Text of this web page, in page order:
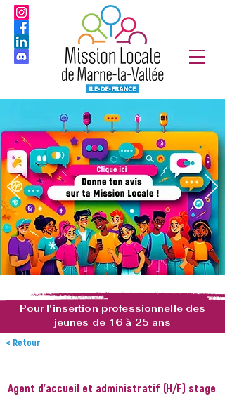
Pour l'insertion professionnelle des
jeunes de 16 à 25 ans
< Retour
Agent d'accueil et administratif (H/F) stage